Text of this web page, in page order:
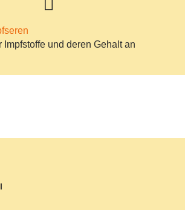
Impfstoffe und deren Gehalt an